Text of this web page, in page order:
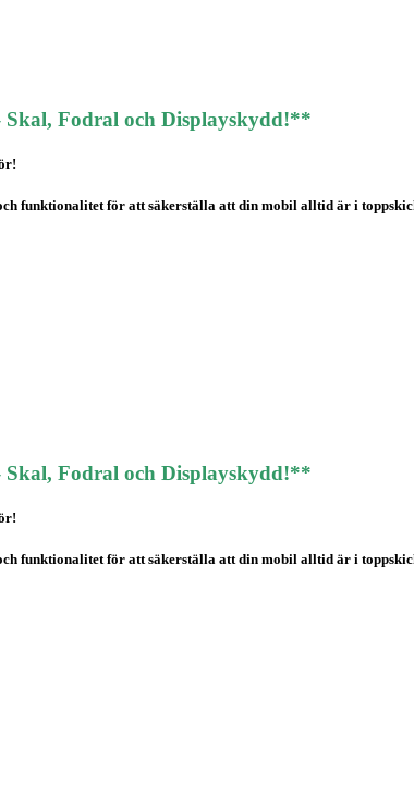
Fodral och Displayskydd!**
funktionalitet för att säkerställa att din mobil alltid är i
Fodral och Displayskydd!**
funktionalitet för att säkerställa att din mobil alltid är i